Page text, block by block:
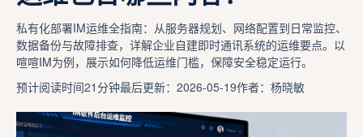
私有化部署IM运维全指南：从服务器规划、网络配置到日常监控、
数据备份与故障排查，详解企业自建即时通讯系统的运维要点。以
喧喧IM为例，展示如何降低运维门槛，保障安全稳定运行。
预计阅读时间21分钟最后更新：2026-05-19作者：杨晓敏